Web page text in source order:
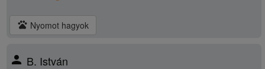
pets Nyomot hagyok
person B. István